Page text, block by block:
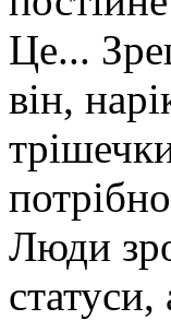
Це...
він,
Люди